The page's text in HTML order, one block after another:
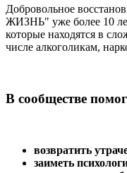
Добровольное
ЖИЗНЬ" уже более 10
которые находятся в
числе алкоголикам,
В сообществе
возвратить
заиметь